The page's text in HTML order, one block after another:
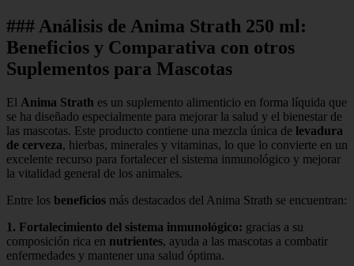
### Análisis de Anima Strath 250 ml:
Beneficios y Comparativa con otros
Suplementos para Mascotas
El Anima Strath es un suplemento alimenticio en forma líquida que
se ha diseñado especialmente para mejorar la salud y el bienestar de
las mascotas. Este producto contiene una mezcla única de levadura
de cerveza, hierbas, minerales y vitaminas, lo que lo convierte en un
excelente recurso para fortalecer el sistema inmunológico y mejorar
la vitalidad general de los animales.
Entre los beneficios más destacados del Anima Strath se encuentran:
1. Fortalecimiento del sistema inmunológico: gracias a su
composición rica en nutrientes, ayuda a las mascotas a combatir
enfermedades y mantener una salud óptima.